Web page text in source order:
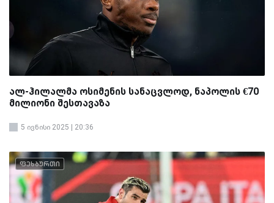
ალ-ჰილალმა ოსიმენის სანაცვლოდ, ნაპოლის €70
მილიონი შესთავაზა
5 ივნისი 2025 | 20:36
ფეხბურთი